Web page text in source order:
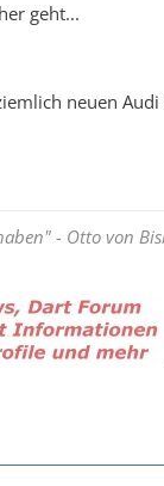
geht...
neuen
- Otto von